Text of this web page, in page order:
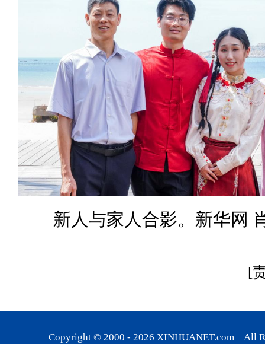
新人与家人合影。新华网
[
Copyright © 2000 - 2026 XINHUANET.com All